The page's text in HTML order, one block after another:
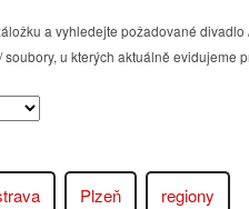
a vyhledejte požadované
u kterých aktuálně evidujeme
Plzeň regiony